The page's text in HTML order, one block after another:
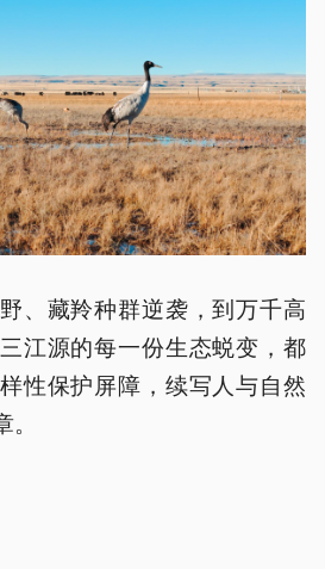
、藏羚种群逆袭，到万千高
江源的每一份生态蜕变，都
性保护屏障，续写人与自然